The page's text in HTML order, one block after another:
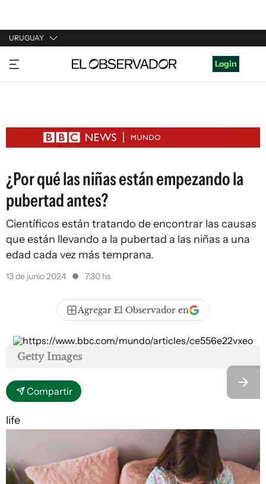
URUGUAY
URUGUAY
ARGENTINA
ESTADOS UNIDOS
Login
¿Por qué las niñas están empezando la
pubertad antes?
Científicos están tratando de encontrar las causas
que están llevando a la pubertad a las niñas a una
edad cada vez más temprana.
13 de junio 2024 7:30 hs
Agregar El Observador en
Getty Images
Compartir
life